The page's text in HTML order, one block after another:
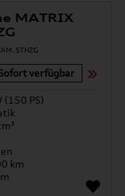
MATRIX
verfügbar
(150 PS)
km